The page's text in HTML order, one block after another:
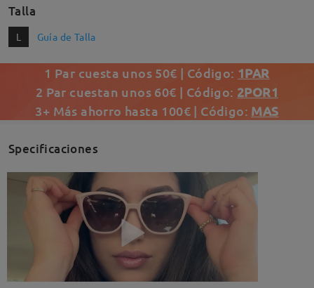
Talla
L Guía de Talla
1 Par cuesta unos 50€ | Código: 1PAR
2 Par cuestan unos 60€ | Código: 2POR1
3+ Más ahorro hasta 100€ | Código: MAS
Specificaciones